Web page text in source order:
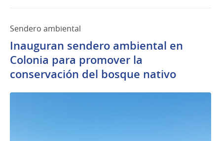
Sendero ambiental
Inauguran sendero ambiental en
Colonia para promover la
conservación del bosque nativo